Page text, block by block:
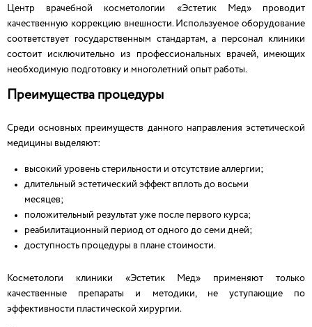
Центр врачебной косметологии «Эстетик Мед» проводит
качественную коррекцию внешности. Используемое оборудование
соответствует государственным стандартам, а персонал клиники
состоит исключительно из профессиональных врачей, имеющих
необходимую подготовку и многолетний опыт работы.
Преимущества процедуры
Среди основных преимуществ данного направления эстетической
медицины выделяют:
высокий уровень стерильности и отсутствие аллергии;
длительный эстетический эффект вплоть до восьми
месяцев;
положительный результат уже после первого курса;
реабилитационный период от одного до семи дней;
доступность процедуры в плане стоимости.
Косметологи клиники «Эстетик Мед» применяют только
качественные препараты и методики, не уступающие по
эффективности пластической хирургии.